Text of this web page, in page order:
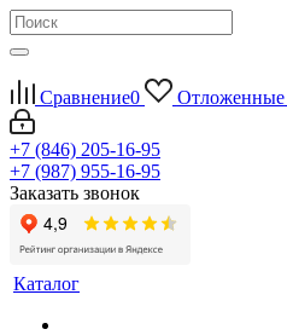
Сравнение0 Отложенные
+7 (846) 205-16-95
+7 (987) 955-16-95
Заказать звонок
Каталог